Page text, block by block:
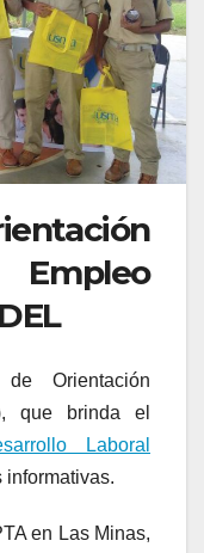
Orientación
que brinda el
Laboral
informativas.
en Las Minas,